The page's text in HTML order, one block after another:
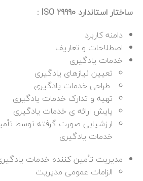
ساختار استاندارد ISO 29990
:
دامنه کاربرد
اصطلاحات و تعاریف
خدمات یادگیری
تعیین نیازهای یادگیری
طراحی خدمات یادگیری
تهیه و تدارک خدمات یادگیری
پایش ارائه ی خدمات یادگیری
ارزشیابی صورت گرفته توسط
خدمات یادگیری
مدیریت تأمینکننده خدمات
الزامات عمومی مدیریت